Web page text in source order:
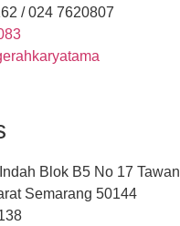
/ 024 7620807
Blok B5 No 17
Semarang 50144